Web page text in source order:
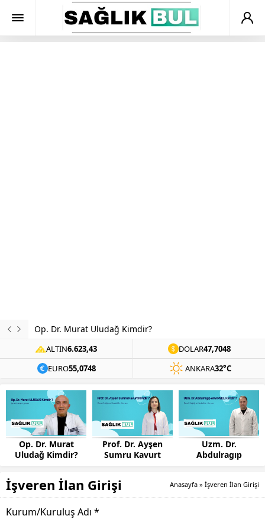
Op. Dr. Murat Uludağ Kimdir?
ALTIN6.623,43 DOLAR47,7048
EURO55,0748 ANKARA32°C
Op. Dr. Murat
Uludağ Kimdir?
Prof. Dr. Ayşen
Sumru Kavurt
Uzm. Dr.
Abdulragıp
İşveren İlan Girişi Anasayfa » İşveren İlan Girişi
Kurum/Kuruluş Adı *